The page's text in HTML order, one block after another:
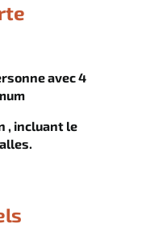
avec 4
, incluant le